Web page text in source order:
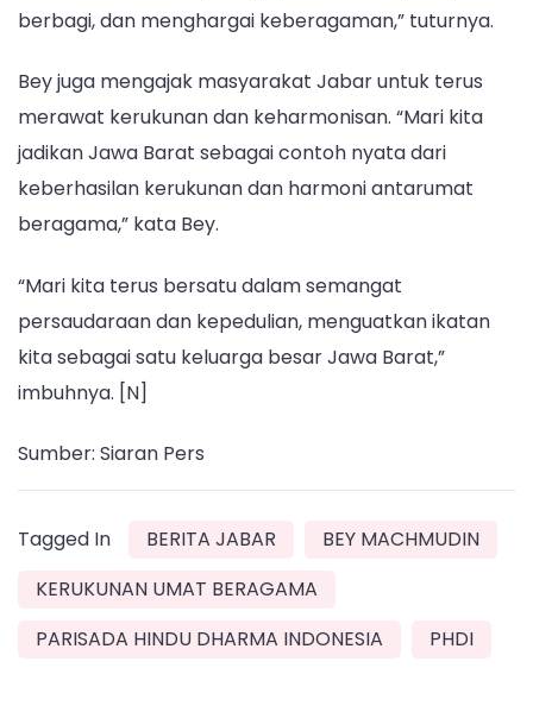
berbagi, dan menghargai keberagaman,” tuturnya.
Bey juga mengajak masyarakat Jabar untuk terus
merawat kerukunan dan keharmonisan. “Mari kita
jadikan Jawa Barat sebagai contoh nyata dari
keberhasilan kerukunan dan harmoni antarumat
beragama,” kata Bey.
“Mari kita terus bersatu dalam semangat
persaudaraan dan kepedulian, menguatkan ikatan
kita sebagai satu keluarga besar Jawa Barat,”
imbuhnya. [N]
Sumber: Siaran Pers
Tagged In BERITA JABAR
BEY MACHMUDIN
KERUKUNAN UMAT BERAGAMA
PARISADA HINDU DHARMA INDONESIA
PHDI